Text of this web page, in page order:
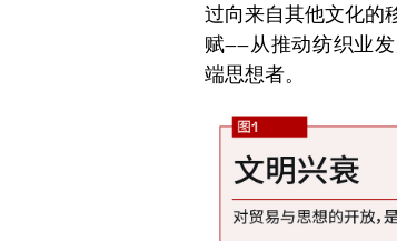
过向来自其他文化的
赋——从推动纺织业
端思想者。